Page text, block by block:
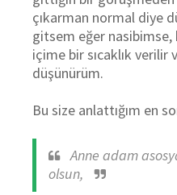
çıkarman normal diye
gitsem eğer nasibimse,
içime bir sıcaklık
düşünürüm.
Bu size anlattığım en
Anne adam
olsun,